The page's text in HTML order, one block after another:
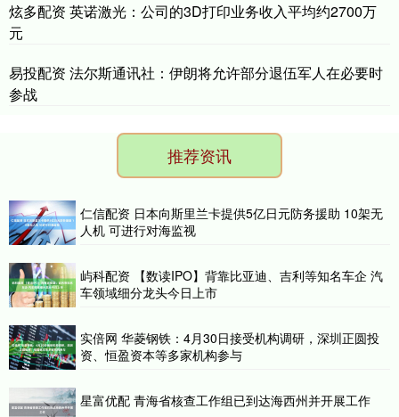
炫多配资 英诺激光：公司的3D打印业务收入平均约2700万
元
易投配资 法尔斯通讯社：伊朗将允许部分退伍军人在必要时
参战
推荐资讯
仁信配资 日本向斯里兰卡提供5亿日元防务援助 10架无
人机 可进行对海监视
屿科配资 【数读IPO】背靠比亚迪、吉利等知名车企 汽
车领域细分龙头今日上市
实倍网 华菱钢铁：4月30日接受机构调研，深圳正圆投
资、恒盈资本等多家机构参与
星富优配 青海省核查工作组已到达海西州并开展工作